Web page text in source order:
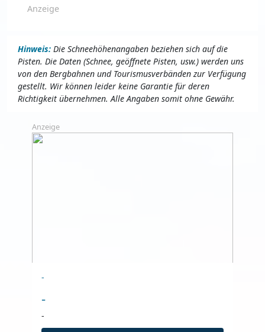
Anzeige
Hinweis: Die Schneehöhenangaben beziehen sich auf die
Pisten. Die Daten (Schnee, geöffnete Pisten, usw.) werden uns
von den Bergbahnen und Tourismusverbänden zur Verfügung
gestellt. Wir können leider keine Garantie für deren
Richtigkeit übernehmen. Alle Angaben somit ohne Gewähr.
Anzeige
-
-
-